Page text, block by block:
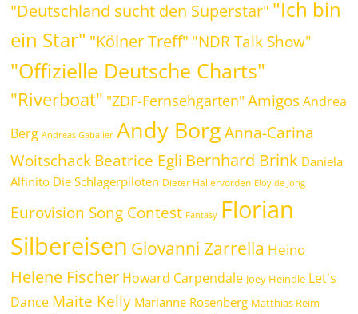
"Deutschland sucht den Superstar" "Ich bin
ein Star" "Kölner Treff" "NDR Talk Show"
"Offizielle Deutsche Charts"
"Riverboat" "ZDF-Fernsehgarten" Amigos Andrea
Berg Andreas Gabalier Andy Borg Anna-Carina
WoitschackBeatrice Egli Bernhard Brink Daniela
Alfinito Die Schlagerpiloten Dieter Hallervorden Eloy de Jong
Eurovision Song Contest Fantasy Florian
Silbereisen Giovanni Zarrella Heino
Helene Fischer Howard Carpendale Joey Heindle Let's
Dance Maite Kelly Marianne Rosenberg Matthias Reim